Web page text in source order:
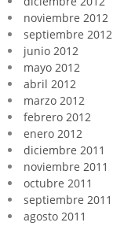
noviembre 2012
septiembre 2012
junio 2012
mayo 2012
abril 2012
marzo 2012
febrero 2012
enero 2012
diciembre 2011
noviembre 2011
octubre 2011
septiembre 2011
agosto 2011